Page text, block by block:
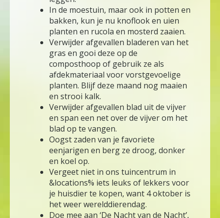
In de moestuin, maar ook in potten en
bakken, kun je nu knoflook en uien
planten en rucola en mosterd zaaien.
Verwijder afgevallen bladeren van het
gras en gooi deze op de
composthoop of gebruik ze als
afdekmateriaal voor vorstgevoelige
planten. Blijf deze maand nog maaien
en strooi kalk.
Verwijder afgevallen blad uit de vijver
en span een net over de vijver om het
blad op te vangen.
Oogst zaden van je favoriete
eenjarigen en berg ze droog, donker
en koel op.
Vergeet niet in ons tuincentrum in
&locations% iets leuks of lekkers voor
je huisdier te kopen, want 4 oktober is
het weer werelddierendag.
Doe mee aan ‘De Nacht van de Nacht’,